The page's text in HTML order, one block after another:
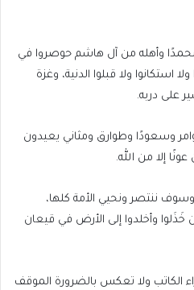
وأهله من آل هاشم حوصروا في
ولا قبلوا الدنية، وغزة
على دربه.
وسعودًا وطوارق ومثاني يعيدون
إلا من الله.
ننتصر ونحيي الأمة كلها،
خَذَلوا وأخلدوا إلى الأرض في قيعان
الكاتب ولا تعكس بالضرورة الموقف